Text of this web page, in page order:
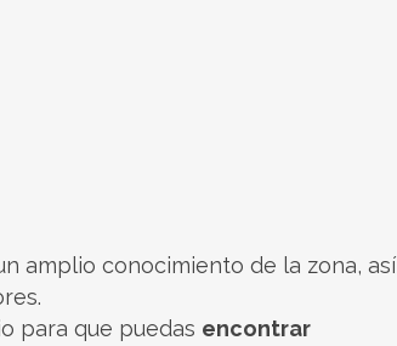
amplio conocimiento de la zona, así
para que puedas encontrar